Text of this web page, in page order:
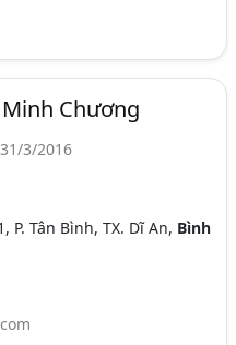
Chương
3/2016
P. Tân Bình, TX. Dĩ An, Bình